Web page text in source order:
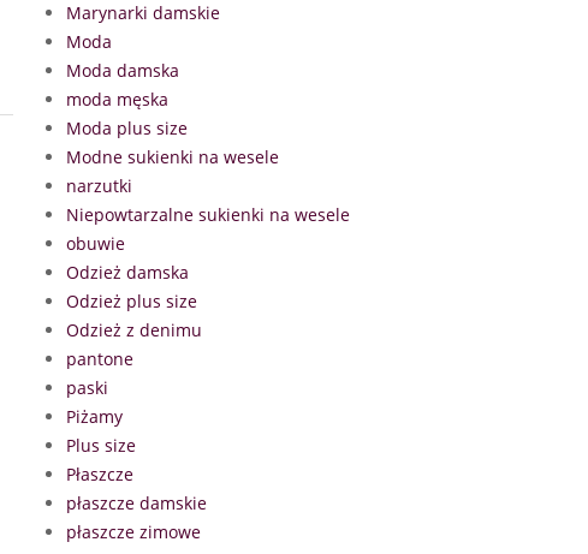
Marynarki damskie
Moda
Moda damska
moda męska
Moda plus size
Modne sukienki na wesele
narzutki
Niepowtarzalne sukienki na wesele
obuwie
Odzież damska
Odzież plus size
Odzież z denimu
pantone
paski
Piżamy
Plus size
Płaszcze
płaszcze damskie
płaszcze zimowe